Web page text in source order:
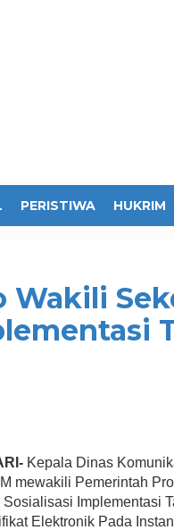
PERISTIWA HUKRIM
Wakili
Kepala Dinas
mewakili Pemerintah
Implementasi
Elektronik Pada